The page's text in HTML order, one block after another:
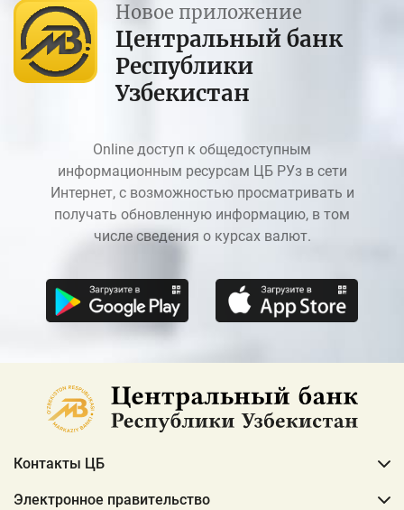
Новое приложение
Центральный банк
Республики
Узбекистан
Online доступ к общедоступным
информационным ресурсам ЦБ РУз в сети
Интернет, с возможностью просматривать и
получать обновленную информацию, в том
числе сведения о курсах валют.
Контакты ЦБ
Электронное правительство